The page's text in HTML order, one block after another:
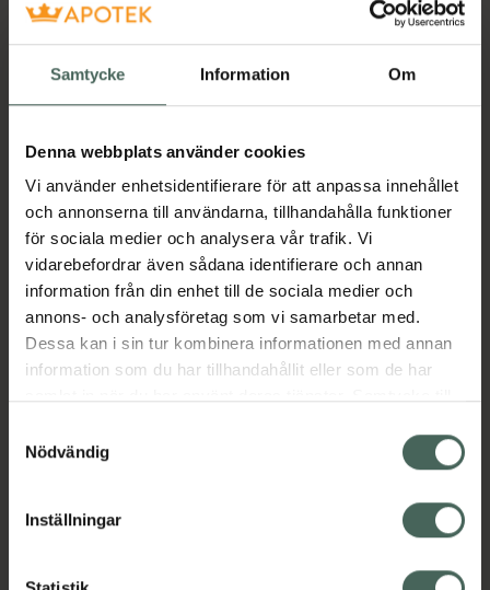
Samtycke Information Om
Denna webbplats använder cookies
Vi använder enhetsidentifierare för att anpassa innehållet
och annonserna till användarna, tillhandahålla funktioner
för sociala medier och analysera vår trafik. Vi
vidarebefordrar även sådana identifierare och annan
information från din enhet till de sociala medier och
annons- och analysföretag som vi samarbetar med.
Dessa kan i sin tur kombinera informationen med annan
information som du har tillhandahållit eller som de har
återkalla ditt samtycke via webbplatsens
cookieinställningar. Ett återkallat samtycke påverkar inte
lagligheten av behandling som skett innan återkallelsen.
Nödvändig
Inställningar
Köp via ditt recept
Beskrivning Dölj
Läs alltid bipacksedeln innan
användning.
EAN:
04251595202997